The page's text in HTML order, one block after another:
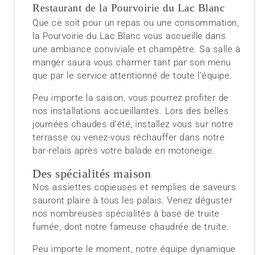
Restaurant de la Pourvoirie du Lac Blanc
Que ce soit pour un repas ou une consommation,
la Pourvoirie du Lac Blanc vous accueille dans
une ambiance conviviale et champêtre. Sa salle à
manger saura vous charmer tant par son menu
que par le service attentionné de toute l’équipe.
Peu importe la saison, vous pourrez profiter de
nos installations accueillantes. Lors des belles
journées chaudes d’été, installez vous sur notre
terrasse ou venez-vous réchauffer dans notre
bar-relais après votre balade en motoneige.
Des spécialités maison
Nos assiettes copieuses et remplies de saveurs
sauront plaire à tous les palais. Venez déguster
nos nombreuses spécialités à base de truite
fumée, dont notre fameuse chaudrée de truite.
Peu importe le moment, notre équipe dynamique